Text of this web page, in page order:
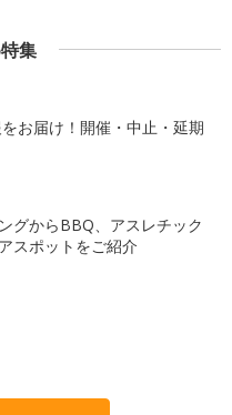
集
お届け！開催・中止・延期
グからBBQ、アスレチック
スポットをご紹介